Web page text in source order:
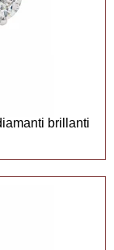
brillanti